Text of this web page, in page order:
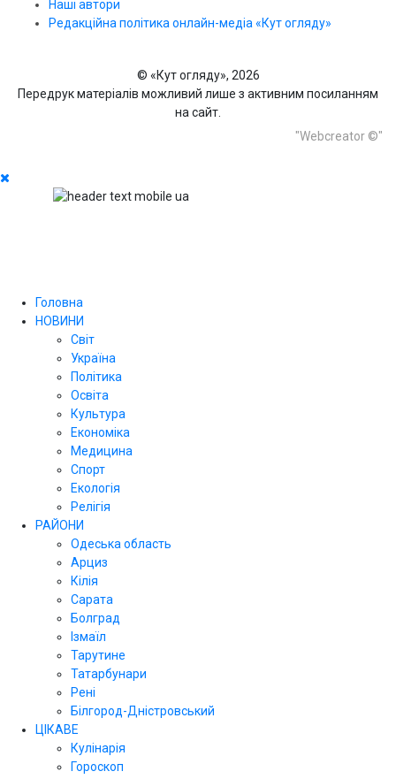
Наші автори
Редакційна політика онлайн-медіа «Кут огляду»
© «Кут огляду», 2026
Передрук матеріалів можливий лише з активним посиланням
на сайт.
"Webcreator ©"
Головна
НОВИНИ
Світ
Україна
Політика
Освіта
Культура
Економіка
Медицина
Спорт
Екологія
Релігія
РАЙОНИ
Одеська область
Арциз
Кілія
Сарата
Болград
Ізмаїл
Тарутине
Татарбунари
Рені
Білгород-Дністровський
ЦІКАВЕ
Кулінарія
Гороскоп